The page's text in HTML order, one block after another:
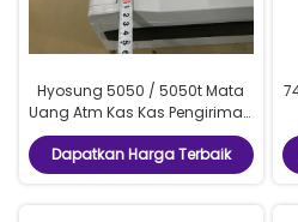
Hyosung 5050 / 5050t Mata
Uang Atm Kas Kas Pengiriman
DHL / Fedex
Dapatkan Harga Terbaik